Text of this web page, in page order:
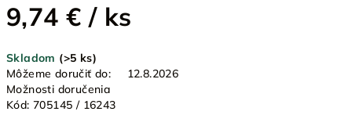
9,74 € / ks
cena:
Skladom (>5 ks)
Môžeme doručiť do:
12.8.2026
Možnosti doručenia
Kód: 705145 / 16243